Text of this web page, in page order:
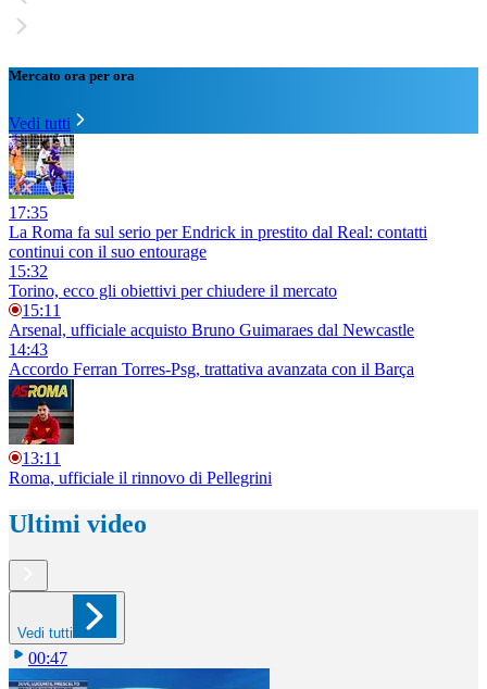
Mercato ora per ora
Vedi tutti
17:35
La Roma fa sul serio per Endrick in prestito dal Real: contatti
continui con il suo entourage
15:32
Torino, ecco gli obiettivi per chiudere il mercato
15:11
Arsenal, ufficiale acquisto Bruno Guimaraes dal Newcastle
14:43
Accordo Ferran Torres-Psg, trattativa avanzata con il Barça
13:11
Roma, ufficiale il rinnovo di Pellegrini
Ultimi video
Vedi tutti
00:47